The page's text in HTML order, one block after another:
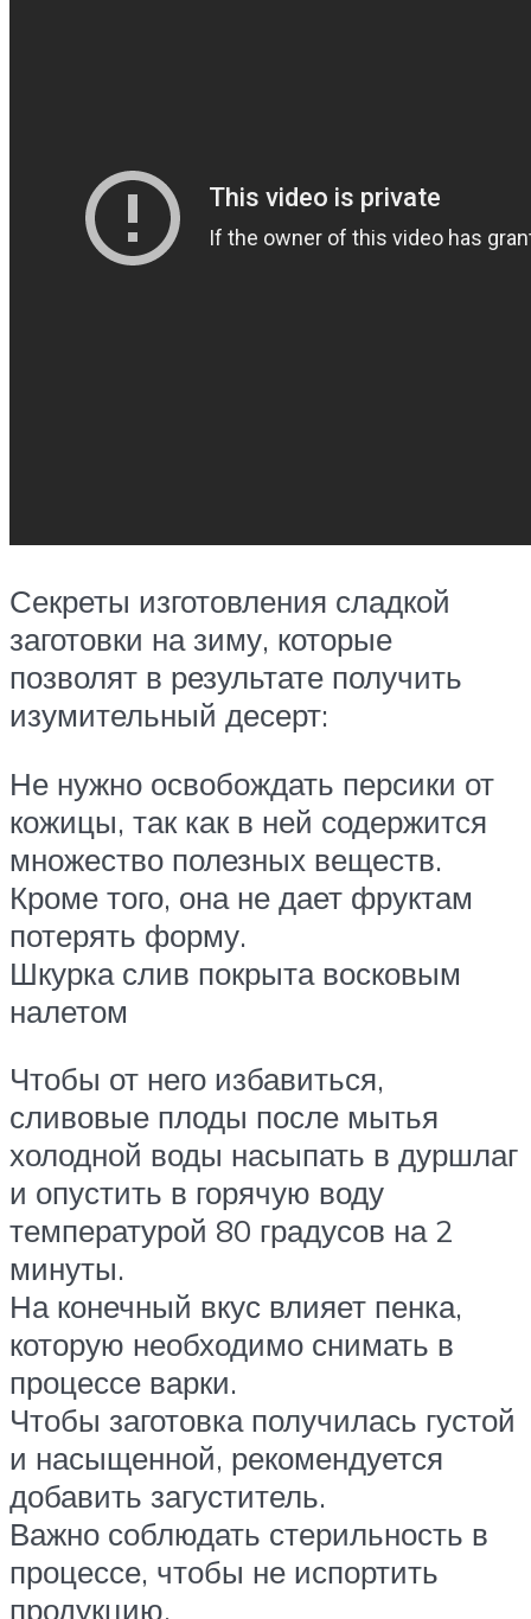
Секреты изготовления сладкой
заготовки на зиму, которые
позволят в результате получить
изумительный десерт:
Не нужно освобождать персики от
кожицы, так как в ней содержится
множество полезных веществ.
Кроме того, она не дает фруктам
потерять форму.
Шкурка слив покрыта восковым
налетом
Чтобы от него избавиться,
сливовые плоды после мытья
холодной воды насыпать в дуршлаг
и опустить в горячую воду
температурой 80 градусов на 2
минуты.
На конечный вкус влияет пенка,
которую необходимо снимать в
процессе варки.
Чтобы заготовка получилась густой
и насыщенной, рекомендуется
добавить загуститель.
Важно соблюдать стерильность в
процессе, чтобы не испортить
продукцию.